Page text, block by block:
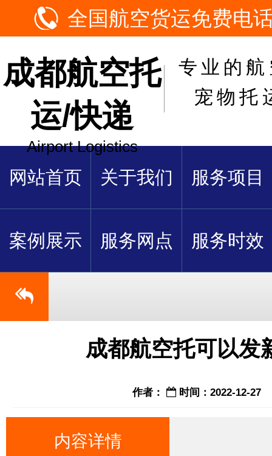
全国航空货运免费电
成都航空托
运/快递
Airport Logistics
专业的
宠物托
网站首页 关于我们 服务项目
案例展示 服务网点 服务时效
成都航空托可以发
作者： 时间：2022-12-27
内容详情